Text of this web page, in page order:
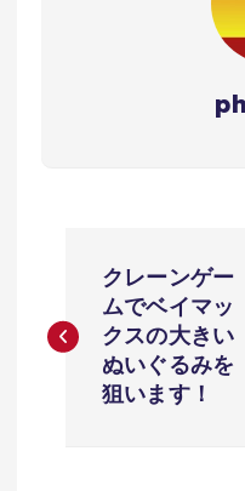
稿
クレーンゲー
ムでベイマッ
クスの大きい
ぬいぐるみを
狙います！